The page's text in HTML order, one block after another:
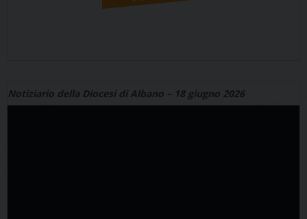
Notiziario della Diocesi di Albano – 18 giugno 2026